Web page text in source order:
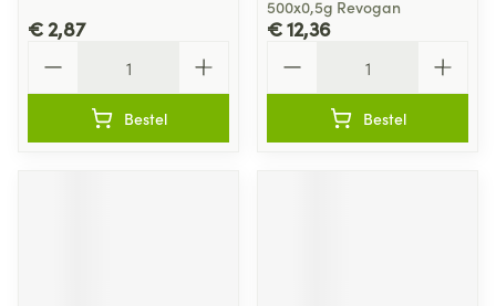
€ 2,87
Bestel
500x0,5g Revogan
€ 12,36
Bestel